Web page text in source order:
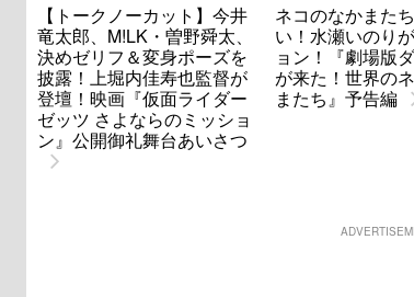
【トークノーカット】今井
竜太郎、M!LK・曽野舜太、
決めゼリフ＆変身ポーズを
披露！上堀内佳寿也監督が
登壇！映画『仮面ライダー
ゼッツ さよならのミッショ
ン』公開御礼舞台あいさつ
ネコのなかまた
い！水瀬いのり
ョン！『劇場版
が来た！世界の
またち』予告編